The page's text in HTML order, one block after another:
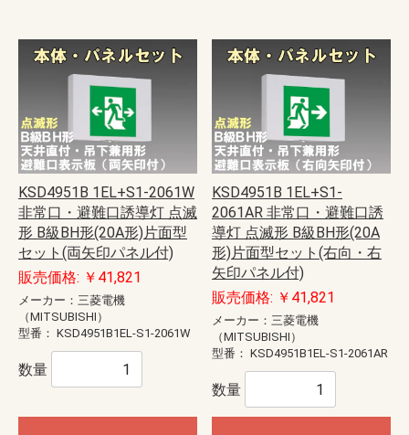
KSD4951B 1EL+S1-2061W
非常口・避難口誘導灯 点滅
形 B級BH形(20A形)片面型
セット(両矢印パネル付)
販売価格: ￥41,821
メーカー：三菱電機
（MITSUBISHI）
型番： KSD4951B1EL-S1-2061W
数量
KSD4951B 1EL+S1-
2061AR 非常口・避難口誘
導灯 点滅形 B級BH形(20A
形)片面型セット(右向・右
矢印パネル付)
販売価格: ￥41,821
メーカー：三菱電機
（MITSUBISHI）
型番： KSD4951B1EL-S1-2061AR
数量